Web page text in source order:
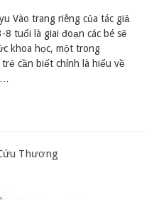
Vào trang riêng của tác giả
8 tuổi là giai đoạn các bé sẽ
khoa học, một trong
cần biết chính là hiểu về
Thương